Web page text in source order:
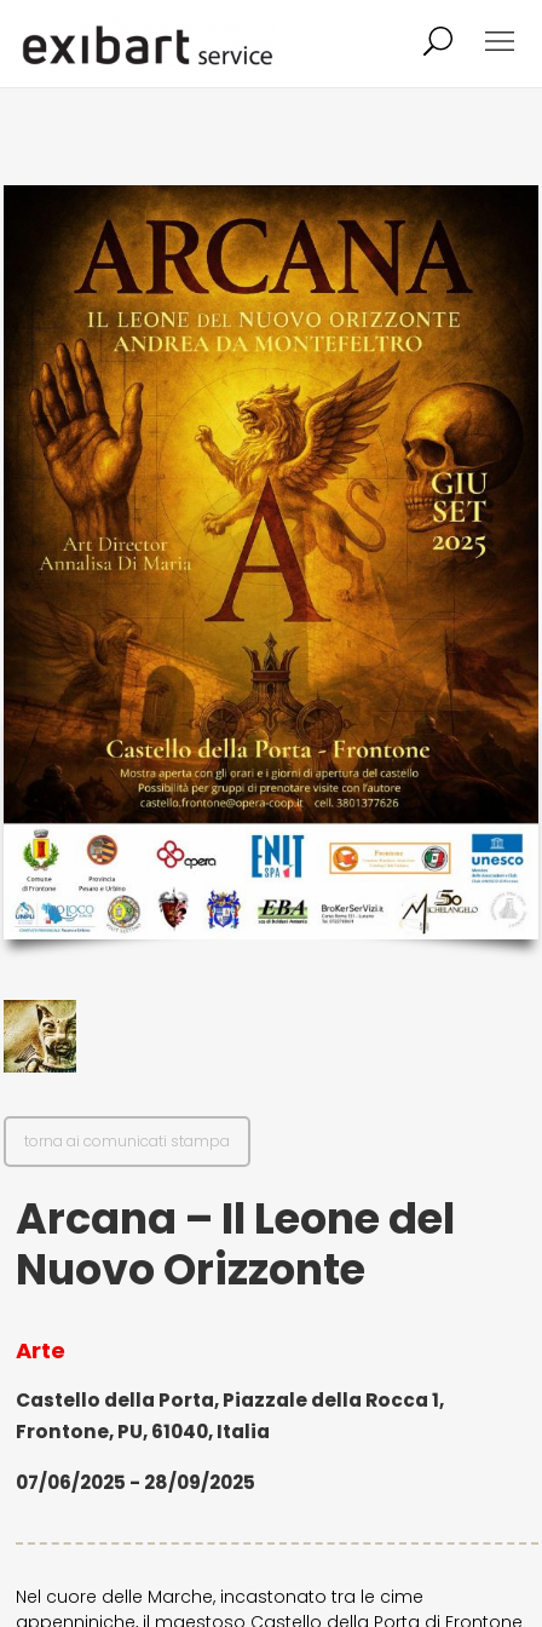
abbonamento
onpaper digital
exibart team exibart.com
contatti
termini e condizioni
privacy
il mio account
Exibart.service - Exibartlab srl Via Placido Zurla 49b - 00176 Roma
- P.IVA 14105351002
torna ai comunicati stampa
Arcana – Il Leone del
Nuovo Orizzonte
Arte
Castello della Porta, Piazzale della Rocca 1,
Frontone, PU, 61040, Italia
07/06/2025 - 28/09/2025
Nel cuore delle Marche, incastonato tra le cime
appenniniche, il maestoso Castello della Porta di Frontone